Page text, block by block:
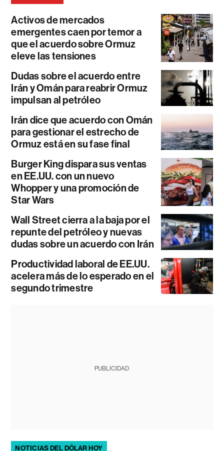
Activos de mercados
emergentes caen por temor a
que el acuerdo sobre Ormuz
eleve las tensiones
Dudas sobre el acuerdo entre
Irán y Omán para reabrir Ormuz
impulsan al petróleo
Irán dice que acuerdo con Omán
para gestionar el estrecho de
Ormuz está en su fase final
Burger King dispara sus ventas
en EE.UU. con un nuevo
Whopper y una promoción de
Star Wars
Wall Street cierra a la baja por el
repunte del petróleo y nuevas
dudas sobre un acuerdo con Irán
Productividad laboral de EE.UU.
acelera más de lo esperado en el
segundo trimestre
PUBLICIDAD
NOTICIAS DEL DÓLAR HOY